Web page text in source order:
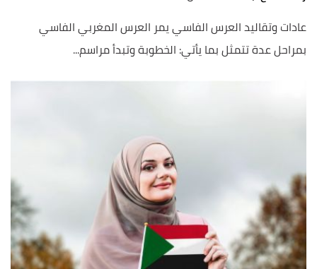
عادات وتقاليد العرس الفاسي يمر العرس المغربي الفاسي
بمراحل عدة تتمثل بما يأتي: الخطوبة وتبدأ مراسم...